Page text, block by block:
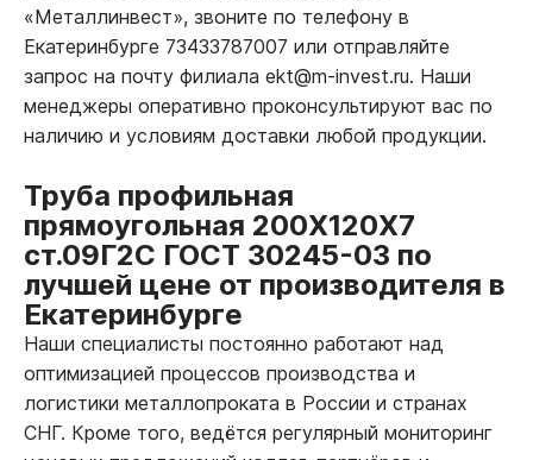
«Металлинвест», звоните по телефону в
Екатеринбурге 73433787007 или отправляйте
запрос на почту филиала ekt@m-invest.ru. Наши
менеджеры оперативно проконсультируют вас по
наличию и условиям доставки любой продукции.
Труба профильная
прямоугольная 200Х120Х7
ст.09Г2С ГОСТ 30245-03 по
лучшей цене от производителя в
Екатеринбурге
Наши специалисты постоянно работают над
оптимизацией процессов производства и
логистики металлопроката в России и странах
СНГ. Кроме того, ведётся регулярный мониторинг